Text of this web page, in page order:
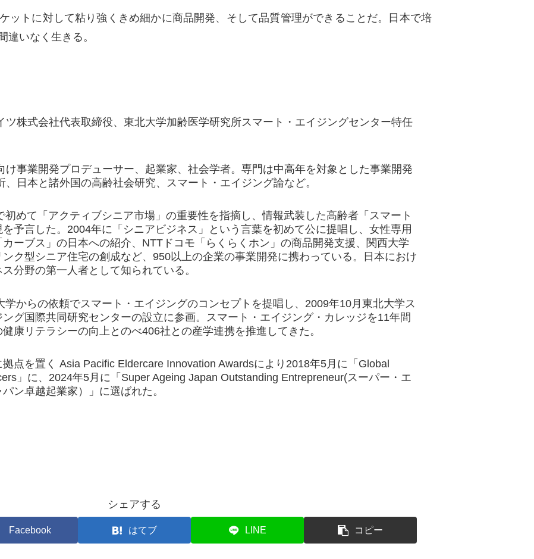
ットに対して粘り強くきめ細かに商品開発、そして品質管理ができることだ。日本で培
違いなく生きる。
ツ株式会社代表取締役、東北大学加齢医学研究所スマート・エイジングセンター特任
け事業開発プロデューサー、起業家、社会学者。専門は中高年を対象とした事業開発
、日本と諸外国の高齢社会研究、スマート・エイジング論など。
初めて「アクティブシニア市場」の重要性を指摘し、情報武装した高齢者「スマート
を予言した。2004年に「シニアビジネス」という言葉を初めて公に提唱し、女性専用
カーブス」の日本への紹介、NTTドコモ「らくらくホン」の商品開発支援、関西大学
ンク型シニア住宅の創成など、950以上の企業の事業開発に携わっている。日本におけ
分野の第一人者として知られている。
学からの依頼でスマート・エイジングのコンセプトを提唱し、2009年10月東北大学ス
グ国際共同研究センターの設立に参画。スマート・エイジング・カレッジを11年間
康リテラシーの向上とのべ406社との産学連携を推進してきた。
拠点を置く Asia Pacific Eldercare Innovation Awardsにより2018年5月に「Global
」に、2024年5月に「Super Ageing Japan Outstanding Entrepreneur(スーパー・エ
ン卓越起業家）」に選ばれた。
シェアする
Facebook はてブ LINE コピー